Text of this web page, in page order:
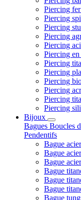
Piercing
Piercing
Piercing
Piercing
Piercing
Piercing
Piercing
Piercing
Piercing
Piercing
Piercing
Piercing
Bijoux
Bagues Boucles
Pendentifs
Bague
Bague
Bague
Bague
Bague
Bague
Bague